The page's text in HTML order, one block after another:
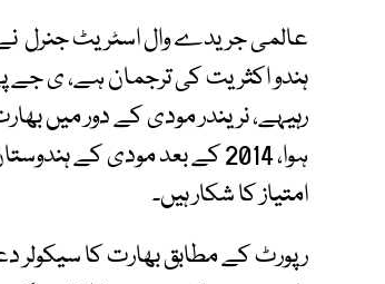
عالمی جریدے وال اسٹریٹ
ہندو اکثریت کی ترجمان ہے، ی جے
رہیہے، نریندر مودی کے دور میں
ہوا، 2014 کے بعد مودی کے
امتیاز کا شکار ہیں۔